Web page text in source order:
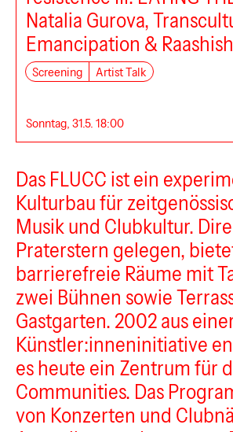
Natalia Gurova,
Emancipation &
Screening Artist Talk
Sonntag, 31.5. 18:00
Das FLUCC ist ein
Kulturbau für
Musik und Clubkultur.
Praterstern gelegen,
barrierefreie Räume mit
zwei Bühnen sowie
Gastgarten. 2002 aus
Künstler:inneninitiative
es heute ein Zentrum für
Communities. Das
von Konzerten und